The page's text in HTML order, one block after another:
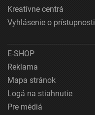
Kreatívne centrá
Vyhlásenie o prístupnosti
E-SHOP
Reklama
Mapa stránok
Logá na stiahnutie
Pre médiá